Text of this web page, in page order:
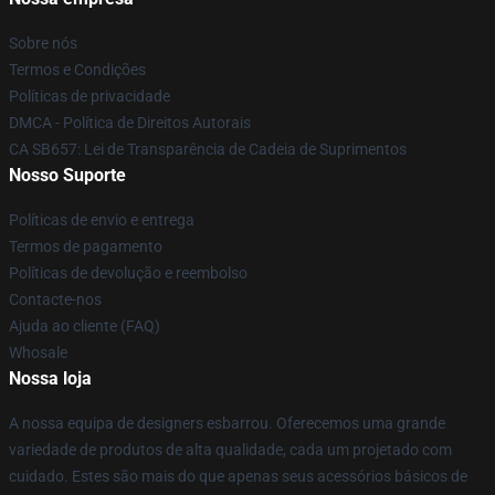
Sobre nós
Termos e Condições
Políticas de privacidade
DMCA - Política de Direitos Autorais
CA SB657: Lei de Transparência de Cadeia de Suprimentos
Nosso Suporte
Políticas de envio e entrega
Termos de pagamento
Políticas de devolução e reembolso
Contacte-nos
Ajuda ao cliente (FAQ)
Whosale
Nossa loja
A nossa equipa de designers esbarrou. Oferecemos uma grande
variedade de produtos de alta qualidade, cada um projetado com
cuidado. Estes são mais do que apenas seus acessórios básicos de